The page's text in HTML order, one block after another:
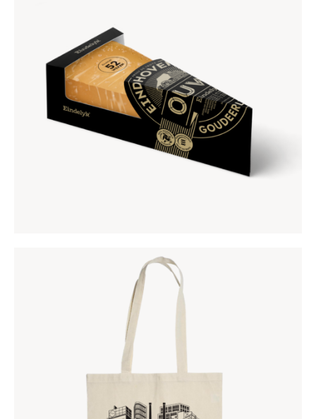
EINDHOVENSCH OUWE KAAS
€9,95
LINNEN DRAAGTASSEN
€7 95